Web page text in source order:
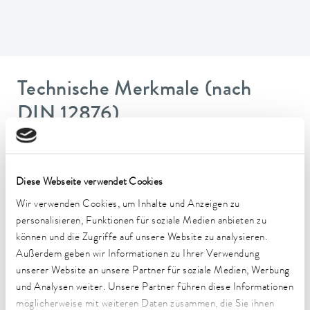
Diese Webseite verwendet Cookies
Wir verwenden Cookies, um Inhalte und Anzeigen zu
personalisieren, Funktionen für soziale Medien anbieten zu
können und die Zugriffe auf unsere Website zu analysieren.
Außerdem geben wir Informationen zu Ihrer Verwendung
unserer Website an unsere Partner für soziale Medien, Werbung
und Analysen weiter. Unsere Partner führen diese Informationen
möglicherweise mit weiteren Daten zusammen, die Sie ihnen
Technische Merkmale (nach
DIN 12876)
Arbeitstemperaturbereich
Umgebungstemperaturbereich
5 ... 40 °C
Temperaturkonstanz
0.01 ± K
Heizleistung max.